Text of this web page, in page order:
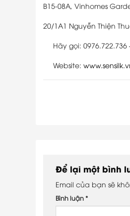
B15-08A, Vinhomes
20/1A1 Nguyễn Thiện
Hãy gọi: 0976.722.736
Website:
Để lại một bình
Email của bạn sẽ
Bình luận *